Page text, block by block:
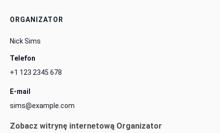
ORGANIZATOR
Nick Sims
Telefon
+1 123 2345 678
E-mail
sims@example.com
Zobacz witrynę internetową Organizator